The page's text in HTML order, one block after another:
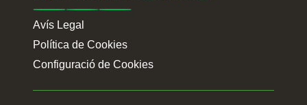
Avís Legal
Política de Cookies
Configuració de Cookies